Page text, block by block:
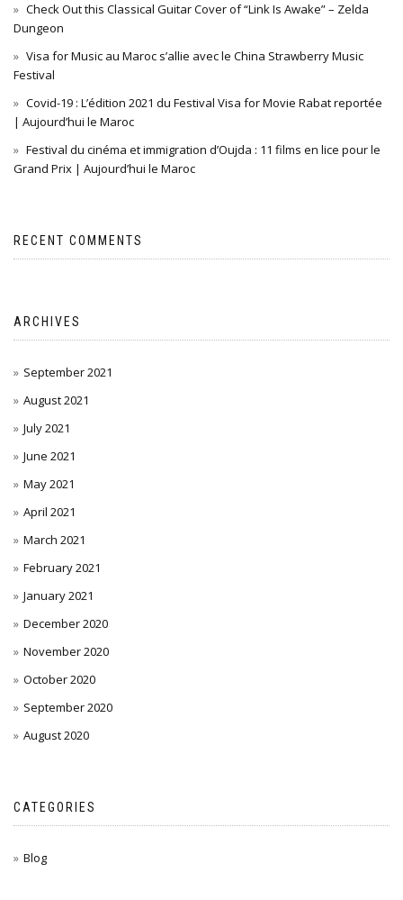
Check Out this Classical Guitar Cover of “Link Is Awake” – Zelda
Dungeon
Visa for Music au Maroc s’allie avec le China Strawberry Music
Festival
Covid-19 : L’édition 2021 du Festival Visa for Movie Rabat reportée
| Aujourd’hui le Maroc
Festival du cinéma et immigration d’Oujda : 11 films en lice pour le
Grand Prix | Aujourd’hui le Maroc
RECENT COMMENTS
ARCHIVES
September 2021
August 2021
July 2021
June 2021
May 2021
April 2021
March 2021
February 2021
January 2021
December 2020
November 2020
October 2020
September 2020
August 2020
CATEGORIES
Blog